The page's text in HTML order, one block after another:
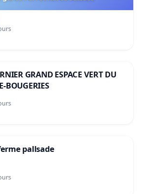
GRAND ESPACE VERT DU
BOUGERIES
pallsade